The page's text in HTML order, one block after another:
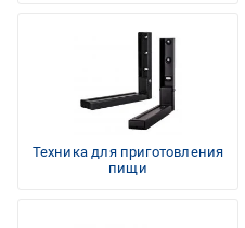
Техника для приготовления
пищи